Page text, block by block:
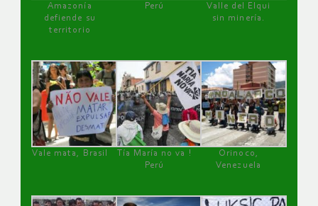
Amazonía
defiende su
territorio
Perú
Valle del Elqui
sin minería.
Vale mata, Brasil
Tía María no va !
Perú
Orinoco,
Venezuela